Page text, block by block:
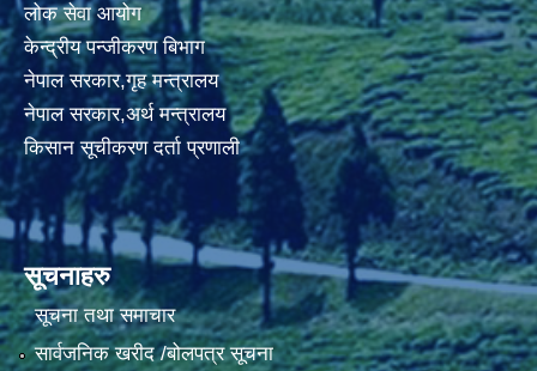
लोक सेवा आयोग
केन्द्रीय पन्जीकरण बिभाग
नेपाल सरकार,गृह मन्त्रालय
नेपाल सरकार,अर्थ मन्त्रालय
किसान सूचीकरण दर्ता प्रणाली
सूचनाहरु
सूचना तथा समाचार
सार्वजनिक खरीद /बोलपत्र सूचना